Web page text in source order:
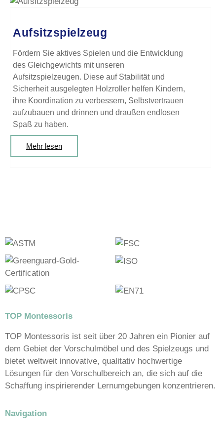
Aufsitzspielzeug
Fördern Sie aktives Spielen und die Entwicklung
des Gleichgewichts mit unseren
Aufsitzspielzeugen. Diese auf Stabilität und
Sicherheit ausgelegten Holzroller helfen Kindern,
ihre Koordination zu verbessern, Selbstvertrauen
aufzubauen und drinnen und draußen endlosen
Spaß zu haben.
Mehr lesen
TOP Montessoris
TOP Montessoris ist seit über 20 Jahren ein Pionier auf
dem Gebiet der Vorschulmöbel und des Spielzeugs und
bietet weltweit innovative, qualitativ hochwertige
Lösungen für den Vorschulbereich an, die sich auf die
Schaffung inspirierender Lernumgebungen konzentrieren.
Navigation